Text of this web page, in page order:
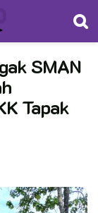
SMAN
Tapak